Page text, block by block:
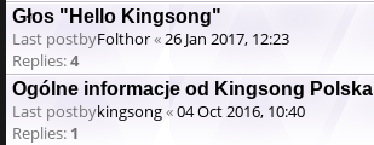
Głos "Hello Kingsong"
Last postbyFolthor«26 Jan 2017, 12:23
Replies:4
Ogólne informacje od Kingsong Polska
Last postbykingsong«04 Oct 2016, 10:40
Replies: 1